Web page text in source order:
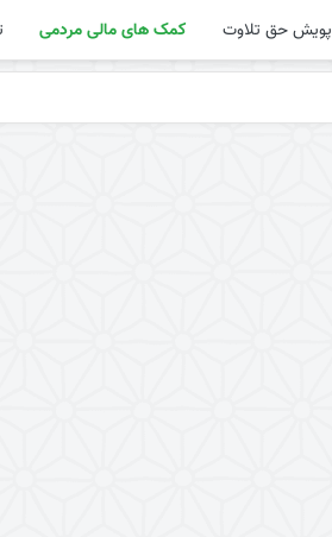
پویش حق تلاوت کمک های مالی مردمی